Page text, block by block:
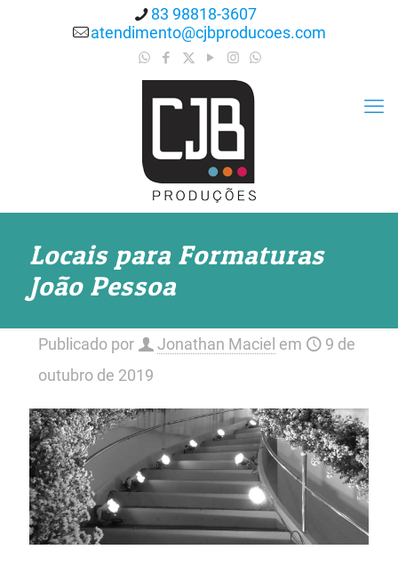
83 98818-3607
atendimento@cjbproducoes.com
Locais para Formaturas
João Pessoa
Publicado por Jonathan Maciel em
9 de
outubro de 2019